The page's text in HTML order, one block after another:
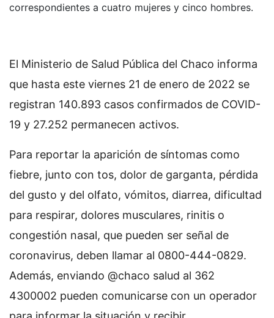
correspondientes a cuatro mujeres y cinco hombres.
El Ministerio de Salud Pública del Chaco informa
que hasta este viernes 21 de enero de 2022 se
registran 140.893 casos confirmados de COVID-
19 y 27.252 permanecen activos.
Para reportar la aparición de síntomas como
fiebre, junto con tos, dolor de garganta, pérdida
del gusto y del olfato, vómitos, diarrea, dificultad
para respirar, dolores musculares, rinitis o
congestión nasal, que pueden ser señal de
coronavirus, deben llamar al 0800-444-0829.
Además, enviando @chaco salud al 362
4300002 pueden comunicarse con un operador